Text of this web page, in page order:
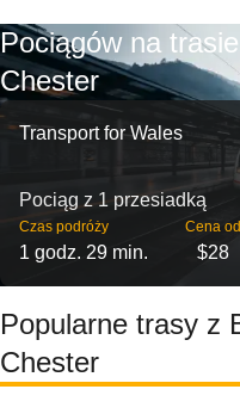
Pociągów na
Chester
Transport for Wales
Pociąg z 1 przesiadką
Czas podróży
1 godz. 29 min.
Cena od
$28
Popularne trasy z
Chester